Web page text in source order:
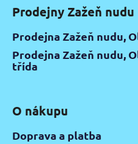
Prodejny Zažeň nudu
Prodejna Zažeň nudu,
Prodejna Zažeň nudu,
třída
O nákupu
Doprava a platba